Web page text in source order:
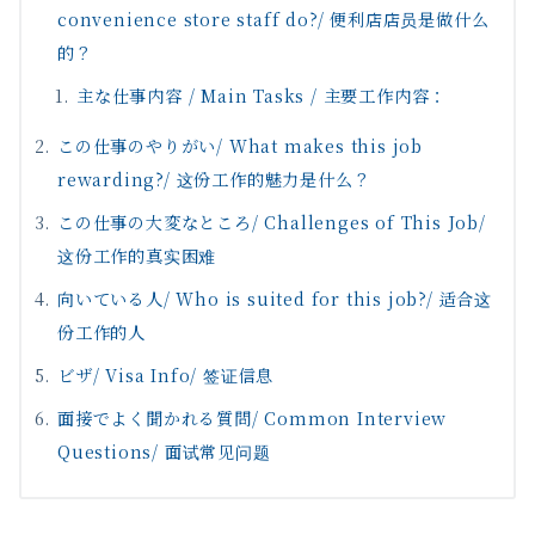
convenience store staff do?/ 便利店店员是做什么
的？
主な仕事内容 / Main Tasks / 主要工作内容：
この仕事のやりがい/ What makes this job
rewarding?/ 这份工作的魅力是什么？
この仕事の大変なところ/ Challenges of This Job/
这份工作的真实困难
向いている人/ Who is suited for this job?/ 适合这
份工作的人
ビザ/ Visa Info/ 签证信息
面接でよく聞かれる質問/ Common Interview
Questions/ 面试常见问题